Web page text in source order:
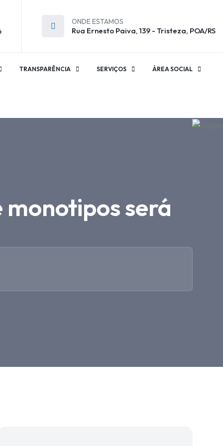
ONDE ESTAMOS
Rua Ernesto Paiva, 139 - Tristeza, POA/RS
TRANSPARÊNCIA SERVIÇOS ÁREA SOCIAL
será